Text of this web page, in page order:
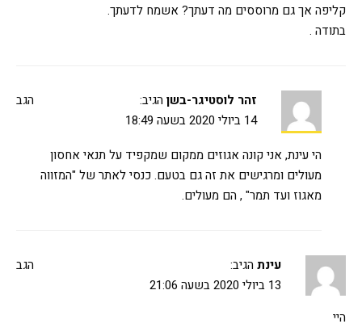
קליפה אך גם מרוססים מה דעתך? אשמח לדעתך.
בתודה .
זהר לוסטיגר-בשן הגיב:
14 ביולי 2020 בשעה 18:49
הי עינת, אני קונה אגוזים ממקום שמקפיד על תנאי אחסון
מעולים ומרגישים את זה גם בטעם. כנסי לאתר של "המזווה
מאגוז ועד תמר" , הם מעולים.
הגב
עינת הגיב:
13 ביולי 2020 בשעה 21:06
היי
הגב